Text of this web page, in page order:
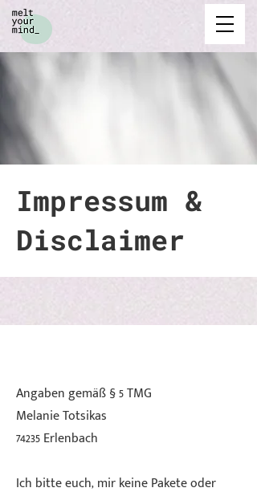
Impressum &
Disclaimer
Angaben gemäß § 5 TMG
Melanie Totsikas
74235 Erlenbach
Ich bitte euch, mir keine Pakete oder